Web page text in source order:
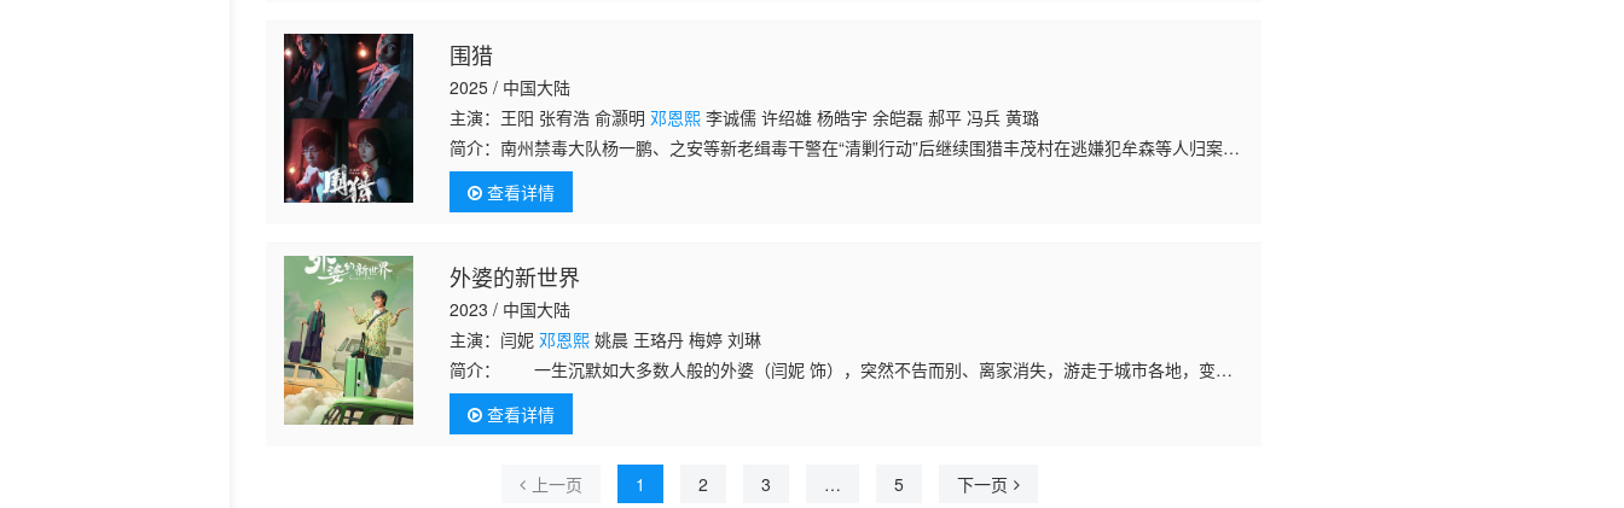
围猎
2025 / 中国大陆
主演：王阳 张宥浩 俞灏明邓恩熙 李诚儒 许绍雄 杨皓宇 余皑磊 郝平 冯兵 黄璐
简介：南州禁毒大队杨一鹏、之安等新老缉毒干警在“清剿行动”后继续围猎丰茂村在逃嫌犯牟森等人归案。
2016年，杨一鹏紧盯落网后仍负隅顽抗的“清剿行动”首犯牟海东，一个神秘电话号码牵出三年前逃逸的制
毒师牟森。警
查看详情
外婆的新世界
2023 / 中国大陆
主演：闫妮邓恩熙 姚晨 王珞丹 梅婷 刘琳
简介：
一生沉默如大多数人般的外婆（闫妮 饰），突然不告而别、离家消失，游走于城市各地，变得
不再沉默，变得特立独行，宛如城市游侠，利刃般刺入无数人的生活，揭开一个个难定黑白善恶的人生，
一边改变着自己，一边
查看详情
上一页 1 2 3 … 5 下一页